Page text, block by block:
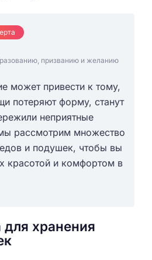
призванию и желанию
может привести к тому,
потеряют форму, станут
неприятные
рассмотрим множество
и подушек, чтобы вы
красотой и комфортом в
хранения